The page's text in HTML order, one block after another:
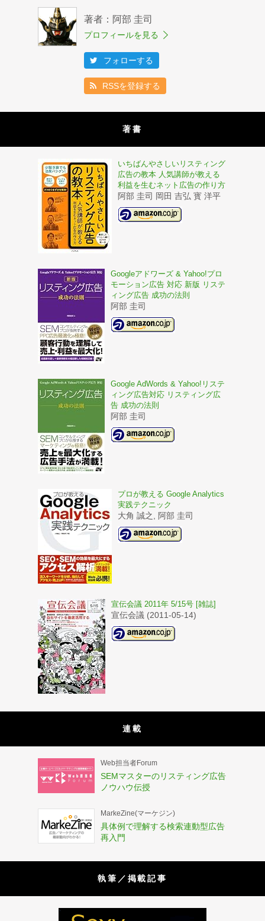
著者：阿部 圭司
プロフィールを見る
フォローする
RSSを登録する
著書
いちばんやさしいリスティング
広告の教本 人気講師が教える
利益を生むネット広告の作り方
阿部 圭司 岡田 吉弘 寳 洋平
Googleアドワーズ & Yahoo!プロ
モーション広告 対応 新版 リステ
ィング広告 成功の法則
阿部 圭司
Google AdWords & Yahoo!リステ
ィング広告対応 リスティング広
告 成功の法則
阿部 圭司
プロが教える Google Analytics
実践テクニック
大角 誠之, 阿部 圭司
宣伝会議 2011年 5/15号 [雑誌]
宣伝会議 (2011-05-14)
連載
Web担当者Forum
SEMマスターのリスティング広告
ノウハウ伝授
MarkeZine(マーケジン)
具体例で理解する検索連動型広告
再入門
執筆／掲載記事